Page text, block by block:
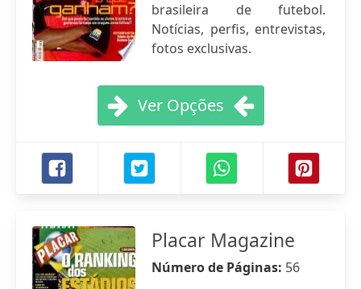
brasileira de futebol.
Notícias, perfis, entrevistas,
fotos exclusivas.
Ver Opções
Placar Magazine
Número de Páginas: 56